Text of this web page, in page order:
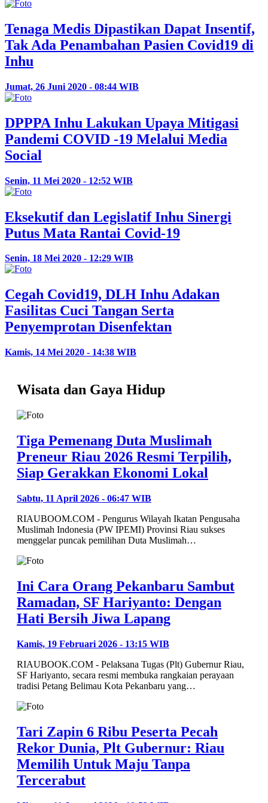
Tenaga Medis Dipastikan Dapat Insentif,
Tak Ada Penambahan Pasien Covid19 di
Inhu
Jumat, 26 Juni 2020 - 08:44 WIB
DPPPA Inhu Lakukan Upaya Mitigasi
Pandemi COVID -19 Melalui Media
Social
Senin, 11 Mei 2020 - 12:52 WIB
Eksekutif dan Legislatif Inhu Sinergi
Putus Mata Rantai Covid-19
Senin, 18 Mei 2020 - 12:29 WIB
Cegah Covid19, DLH Inhu Adakan
Fasilitas Cuci Tangan Serta
Penyemprotan Disenfektan
Kamis, 14 Mei 2020 - 14:38 WIB
Wisata dan Gaya Hidup
Tiga Pemenang Duta Muslimah
Preneur Riau 2026 Resmi Terpilih,
Siap Gerakkan Ekonomi Lokal
Sabtu, 11 April 2026 - 06:47 WIB
RIAUBOOM.COM - Pengurus Wilayah Ikatan Pengusaha
Muslimah Indonesia (PW IPEMI) Provinsi Riau sukses
menggelar puncak pemilihan Duta Muslimah…
Ini Cara Orang Pekanbaru Sambut
Ramadan, SF Hariyanto: Dengan
Hati Bersih Jiwa Lapang
Kamis, 19 Februari 2026 - 13:15 WIB
RIAUBOOK.COM - Pelaksana Tugas (Plt) Gubernur Riau,
SF Hariyanto, secara resmi membuka rangkaian perayaan
tradisi Petang Belimau Kota Pekanbaru yang…
Tari Zapin 6 Ribu Peserta Pecah
Rekor Dunia, Plt Gubernur: Riau
Memilih Untuk Maju Tanpa
Tercerabut